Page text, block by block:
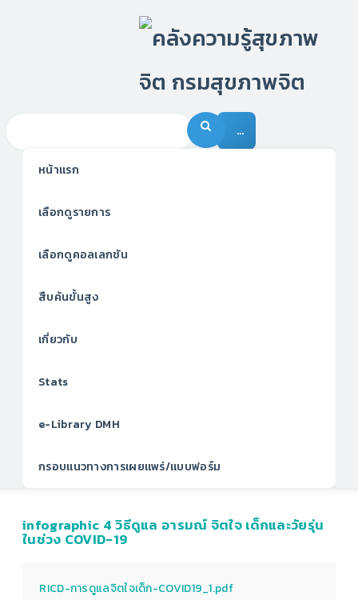
…
หน้าแรก
เลือกดูรายการ
เลือกดูคอลเลกชัน
สืบค้นขั้นสูง
เกี่ยวกับ
Stats
e-Library DMH
กรอบแนวทางการเผยแพร่/แบบฟอร์ม
infographic 4 วิธีดูแล อารมณ์ จิตใจ เด็กและวัยรุ่น
ในช่วง COVID-19
RICD-การดูแลจิตใจเด็ก-COVID19_1.pdf